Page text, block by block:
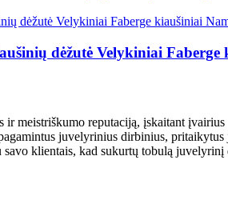
dėžutė Velykiniai Faberge
ir meistriškumo reputaciją, įskaitant
juvelyrinius dirbinius,
savo klientais, kad sukurtų tobulą